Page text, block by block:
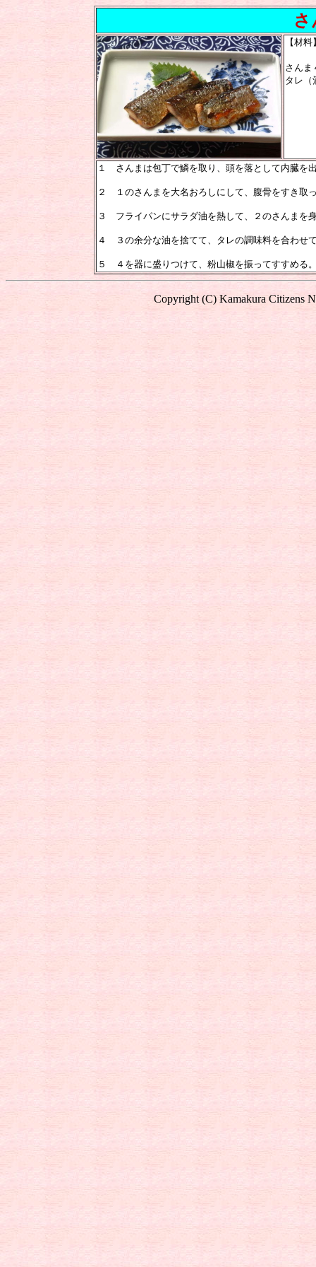
さ
【材
さんま
タレ（
１ さんまは包丁で鱗を取り、頭を落として内臓を
２ １のさんまを大名おろしにして、腹骨をすき取
３ フライパンにサラダ油を熱して、２のさんまを
４ ３の余分な油を捨てて、タレの調味料を合わせ
５ ４を器に盛りつけて、粉山椒を振ってすすめる
Copyright (C) Kamakura Citizens